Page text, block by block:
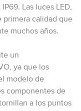
Las luces LED,
primera calidad que
muchos años.
un
ya que los
modelo de
componentes de
a los puntos